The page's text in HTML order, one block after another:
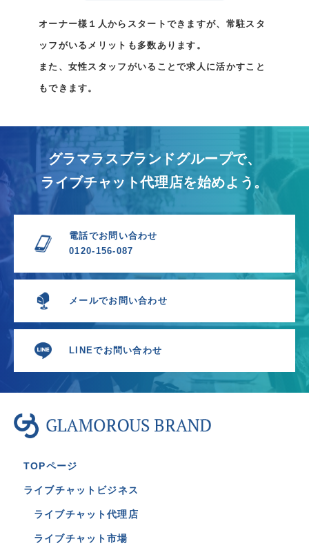
オーナー様１人からスタートできますが、常駐スタ
ッフがいるメリットも多数あります。
また、女性スタッフがいることで求人に活かすこと
もできます。
グラマラスブランドグループで、
ライブチャット代理店を始めよう。
電話でお問い合わせ
0120-156-087
メールでお問い合わせ
LINEでお問い合わせ
TOPページ
ライブチャットビジネス
ライブチャット代理店
ライブチャット市場